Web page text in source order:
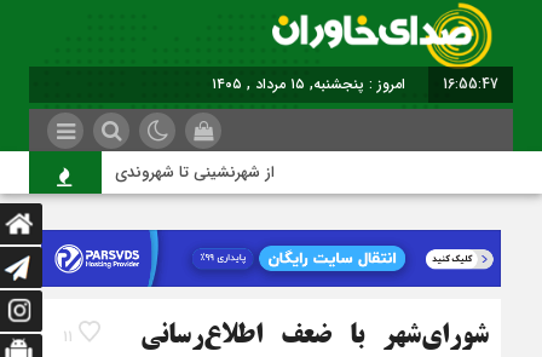
16:55:47 امروز : پنجشنبه, ۱۵ مرداد , ۱۴۰۵
از شهرنشینی تا شهروندی
11
شورای‌شهر با ضعف اطلاع‌رسانی